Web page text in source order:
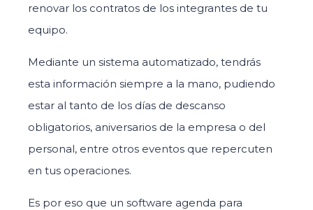
renovar los contratos de los integrantes de tu
equipo.
Mediante un sistema automatizado, tendrás
esta información siempre a la mano, pudiendo
estar al tanto de los días de descanso
obligatorios, aniversarios de la empresa o del
personal, entre otros eventos que repercuten
en tus operaciones.
Es por eso que un software agenda para